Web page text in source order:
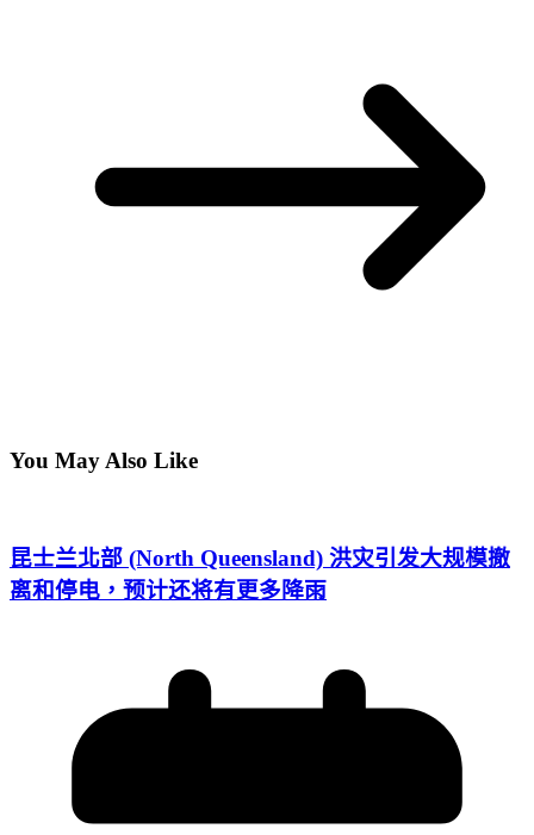
You May Also Like
昆士兰北部 (North Queensland) 洪灾引发大规模撤
离和停电，预计还将有更多降雨